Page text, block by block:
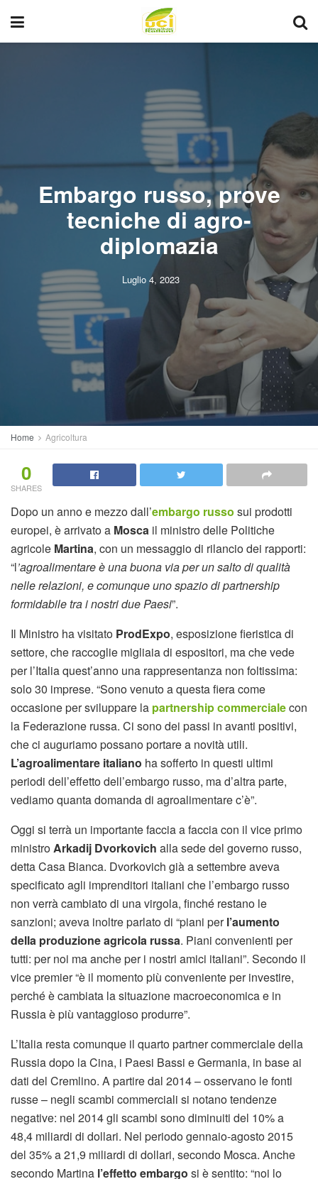
Embargo russo, prove
tecniche di agro-
diplomazia
Luglio 4, 2023
Home Agricoltura
0
SHARES
Dopo un anno e mezzo dall’embargo russo sui prodotti
europei, è arrivato a Mosca il ministro delle Politiche
agricole Martina, con un messaggio di rilancio dei rapporti:
“l’agroalimentare è una buona via per un salto di qualità
nelle relazioni, e comunque uno spazio di partnership
formidabile tra i nostri due Paesi”.
Il Ministro ha visitato ProdExpo, esposizione fieristica di
settore, che raccoglie migliaia di espositori, ma che vede
per l’Italia quest’anno una rappresentanza non foltissima:
solo 30 imprese. “Sono venuto a questa fiera come
occasione per sviluppare la partnership commercialecon
la Federazione russa. Ci sono dei passi in avanti positivi,
che ci auguriamo possano portare a novità utili.
L’agroalimentare italiano ha sofferto in questi ultimi
periodi dell’effetto dell’embargo russo, ma d’altra parte,
vediamo quanta domanda di agroalimentare c’è”.
Oggi si terrà un importante faccia a faccia con il vice primo
ministroArkadij Dvorkovich alla sede del governo russo,
detta Casa Bianca. Dvorkovich già a settembre aveva
specificato agli imprenditori italiani che l’embargo russo
non verrà cambiato di una virgola, finché restano le
sanzioni; aveva inoltre parlato di “piani perl’aumento
della produzione agricola russa. Piani convenienti per
tutti: per noi ma anche per i nostri amici italiani”. Secondo il
vice premier “è il momento più conveniente per investire,
perché è cambiata la situazione macroeconomica e in
Russia è più vantaggioso produrre”.
L’Italia resta comunque il quarto partner commerciale della
Russia dopo la Cina, i Paesi Bassi e Germania, in base ai
dati del Cremlino. A partire dal 2014 – osservano le fonti
russe – negli scambi commerciali si notano tendenze
negative: nel 2014 gli scambi sono diminuiti del 10% a
48,4 miliardi di dollari. Nel periodo gennaio-agosto 2015
del 35% a 21,9 miliardi di dollari, secondo Mosca. Anche
secondo Martina l’effetto embargo si è sentito: “noi lo